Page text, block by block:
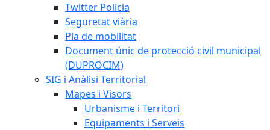
Twitter Policia
Seguretat viària
Pla de mobilitat
Document únic de protecció civil municipal
(DUPROCIM)
SIG i Anàlisi Territorial
Mapes i Visors
Urbanisme i Territori
Equipaments i Serveis